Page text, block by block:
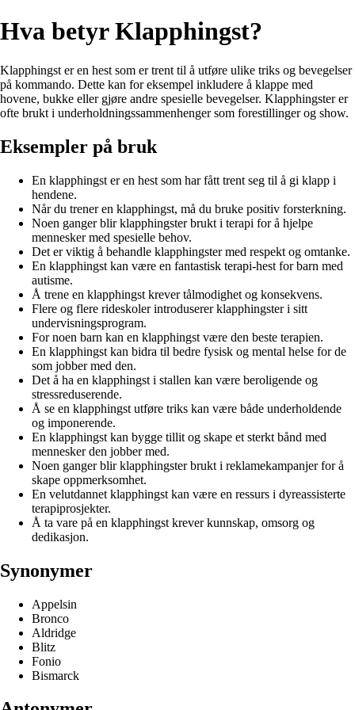
Hva betyr Klapphingst?
Klapphingst er en hest som er trent til å utføre ulike triks og bevegelser
på kommando. Dette kan for eksempel inkludere å klappe med
hovene, bukke eller gjøre andre spesielle bevegelser. Klapphingster er
ofte brukt i underholdningssammenhenger som forestillinger og show.
Eksempler på bruk
En klapphingst er en hest som har fått trent seg til å gi klapp i
hendene.
Når du trener en klapphingst, må du bruke positiv forsterkning.
Noen ganger blir klapphingster brukt i terapi for å hjelpe
mennesker med spesielle behov.
Det er viktig å behandle klapphingster med respekt og omtanke.
En klapphingst kan være en fantastisk terapi-hest for barn med
autisme.
Å trene en klapphingst krever tålmodighet og konsekvens.
Flere og flere rideskoler introduserer klapphingster i sitt
undervisningsprogram.
For noen barn kan en klapphingst være den beste terapien.
En klapphingst kan bidra til bedre fysisk og mental helse for de
som jobber med den.
Det å ha en klapphingst i stallen kan være beroligende og
stressreduserende.
Å se en klapphingst utføre triks kan være både underholdende
og imponerende.
En klapphingst kan bygge tillit og skape et sterkt bånd med
mennesker den jobber med.
Noen ganger blir klapphingster brukt i reklamekampanjer for å
skape oppmerksomhet.
En velutdannet klapphingst kan være en ressurs i dyreassisterte
terapiprosjekter.
Å ta vare på en klapphingst krever kunnskap, omsorg og
dedikasjon.
Synonymer
Appelsin
Bronco
Aldridge
Blitz
Fonio
Bismarck